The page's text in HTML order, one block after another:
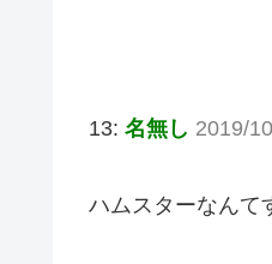
13: 名無し 2019/
ハムスターなんて